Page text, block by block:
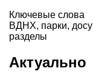
Ключевые слова
ВДНХ, парки,
разделы
Актуально